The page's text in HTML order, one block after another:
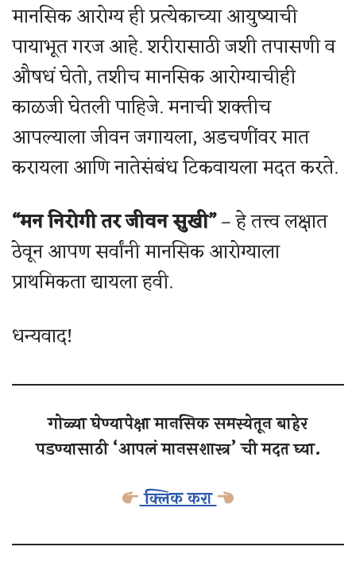
मानसिक आरोग्य ही प्रत्येकाच्या आयुष्याची
पायाभूत गरज आहे. शरीरासाठी जशी तपासणी व
औषधं घेतो, तशीच मानसिक आरोग्याचीही
काळजी घेतली पाहिजे. मनाची शक्तीच
आपल्याला जीवन जगायला, अडचणींवर मात
करायला आणि नातेसंबंध टिकवायला मदत करते.
“मन निरोगी तर जीवन सुखी”– हे तत्त्व लक्षात
ठेवून आपण सर्वांनी मानसिक आरोग्याला
प्राथमिकता द्यायला हवी.
धन्यवाद!
गोळ्या घेण्यापेक्षा मानसिक समस्येतून बाहेर
पडण्यासाठी ‘आपलं मानसशास्त्र’ ची मदत घ्या.
क्लिक करा